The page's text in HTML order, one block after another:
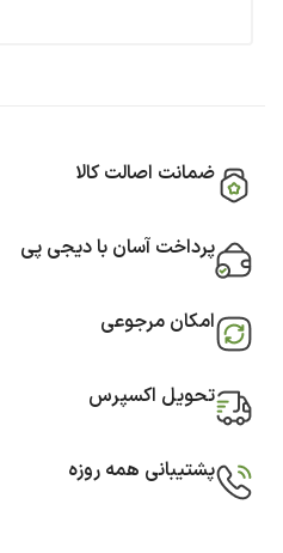
ضمانت اصالت کالا
پرداخت آسان با دیجی پی
امکان مرجوعی
تحویل اکسپرس
پشتیبانی همه روزه